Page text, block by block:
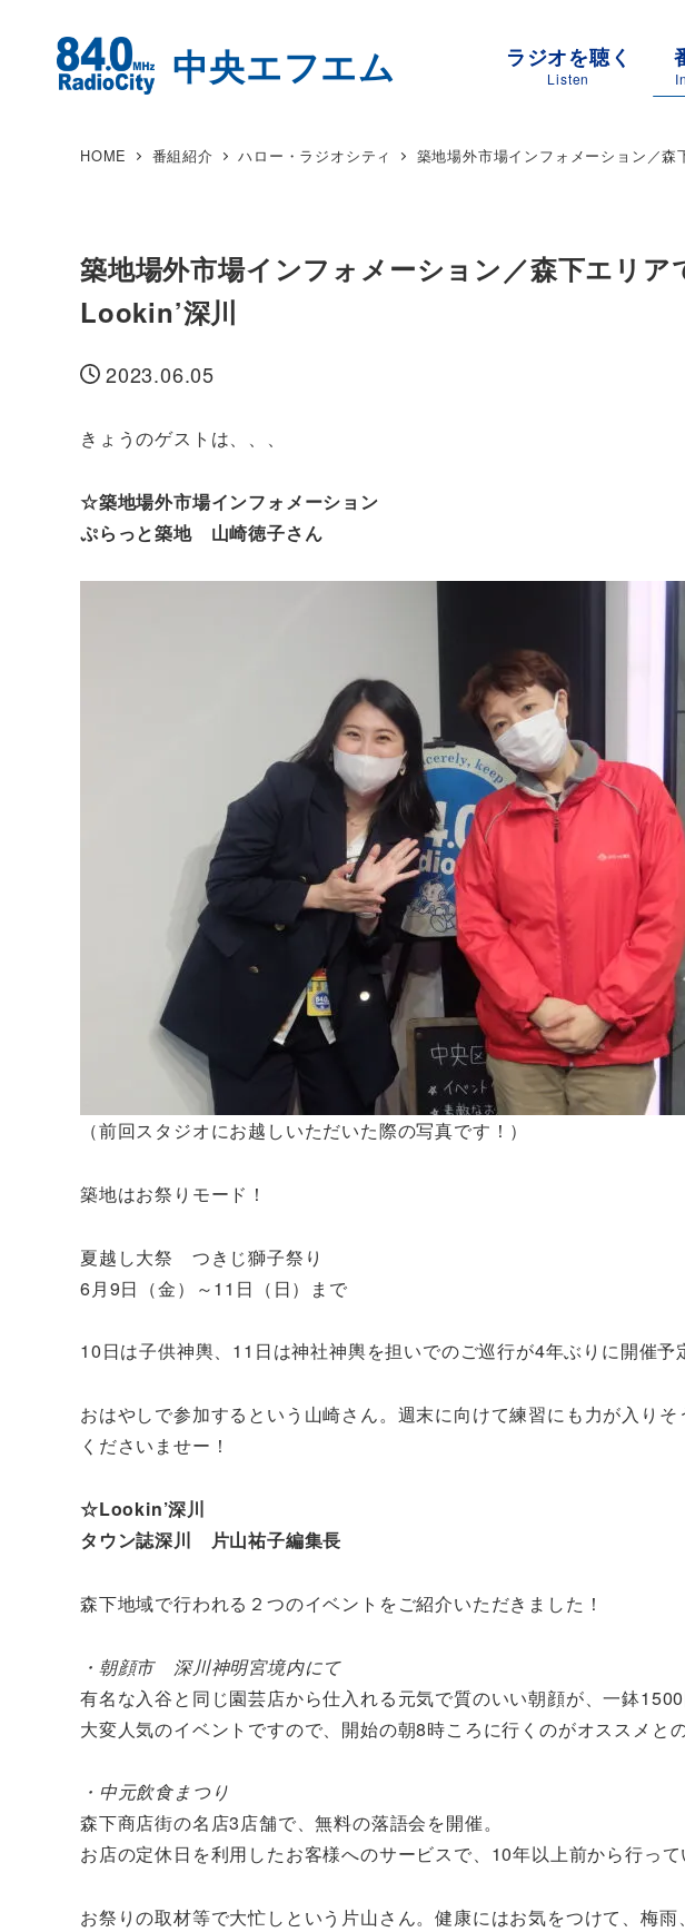
ラジオを聴く
Listen
HOME 番組紹介 ハロー・ラジオシティ 築地場外市場インフォメーション／
築地場外市場インフォメーション／森下エリア
Lookin’深川
投稿日
2023.06.05
きょうのゲストは、、、
☆築地場外市場インフォメーション
ぷらっと築地 山崎徳子さん
（前回スタジオにお越しいただいた際の写真です！）
築地はお祭りモード！
夏越し大祭 つきじ獅子祭り
6月9日（金）～11日（日）まで
10日は子供神輿、11日は神社神輿を担いでのご巡行が4年ぶりに開催予
おはやしで参加するという山崎さん。週末に向けて練習にも力が入り
くださいませー！
☆Lookin’深川
タウン誌深川 片山祐子編集長
森下地域で行われる２つのイベントをご紹介いただきました！
・朝顔市 深川神明宮境内にて
有名な入谷と同じ園芸店から仕入れる元気で質のいい朝顔が、一鉢1500
大変人気のイベントですので、開始の朝8時ころに行くのがオススメとの
・中元飲食まつり
森下商店街の名店3店舗で、無料の落語会を開催。
お店の定休日を利用したお客様へのサービスで、10年以上前から行って
お祭りの取材等で大忙しという片山さん。健康にはお気をつけて、梅